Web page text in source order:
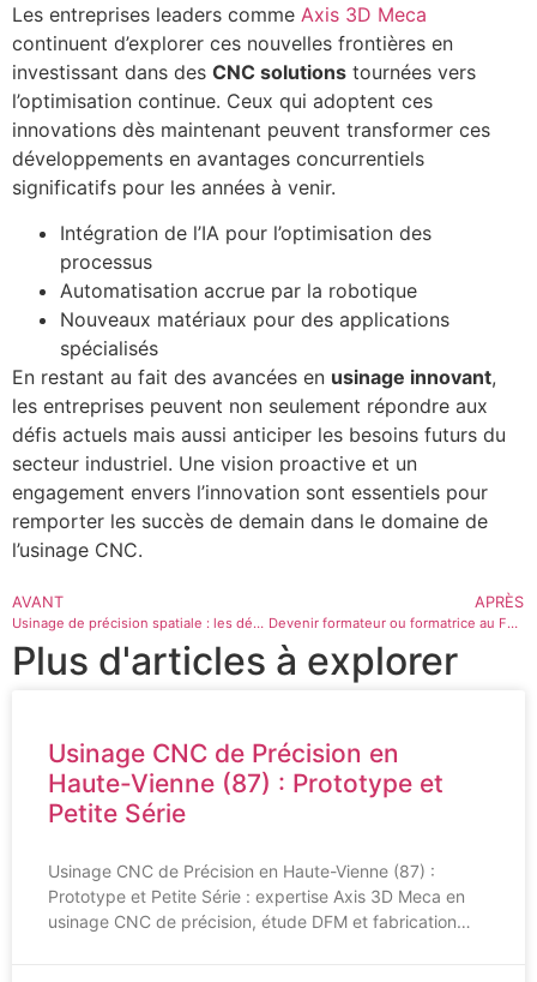
Les entreprises leaders comme Axis 3D Meca
continuent d’explorer ces nouvelles frontières en
investissant dans des CNC solutions tournées vers
l’optimisation continue. Ceux qui adoptent ces
innovations dès maintenant peuvent transformer ces
développements en avantages concurrentiels
significatifs pour les années à venir.
Intégration de l’IA pour l’optimisation des
processus
Automatisation accrue par la robotique
Nouveaux matériaux pour des applications
spécialisés
En restant au fait des avancées en usinage innovant,
les entreprises peuvent non seulement répondre aux
défis actuels mais aussi anticiper les besoins futurs du
secteur industriel. Une vision proactive et un
engagement envers l’innovation sont essentiels pour
remporter les succès de demain dans le domaine de
l’usinage CNC.
AVANT
Usinage de précision spatiale : les défis et innovations
APRÈS
Devenir formateur ou formatrice au Forem : plongez dans l’univers des techniques de systèmes d’usinage
Plus d'articles à explorer
Usinage CNC de Précision en
Haute-Vienne (87) : Prototype et
Petite Série
Usinage CNC de Précision en Haute-Vienne (87) :
Prototype et Petite Série : expertise Axis 3D Meca en
usinage CNC de précision, étude DFM et fabrication…